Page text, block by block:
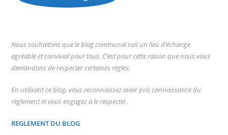
...
Nous souhaitons que le blog communal soit un lieu d’échange
agréable et convivial pour tous. C’est pour cette raison que nous vous
demandons de respecter certaines règles.
En utilisant ce blog, vous reconnaissez avoir pris connaissance du
règlement et vous engagez à le respecter.
REGLEMENT DU BLOG